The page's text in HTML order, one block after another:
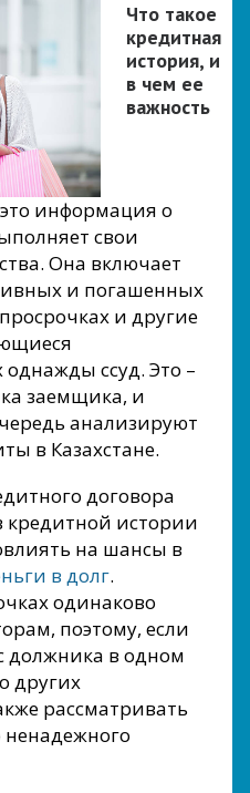
Что такое
кредитная
история, и
в чем ее
важность
информация о
свои
Она включает
и погашенных
и другие
ссуд. Это –
заемщика, и
анализируют
в Казахстане.
договора
кредитной истории
на шансы в
в долг.
одинаково
поэтому, если
должника в одном
других
рассматривать
ненадежного